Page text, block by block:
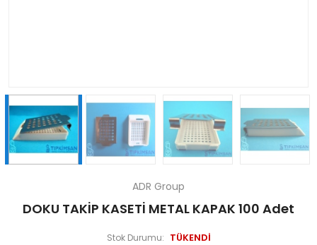
ADR Group
DOKU TAKİP KASETİ METAL KAPAK 100 Adet
Stok Durumu: TÜKENDİ